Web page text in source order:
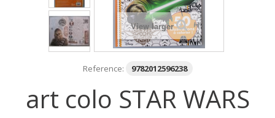
View larger
Reference: 9782012596238
art colo STAR WARS